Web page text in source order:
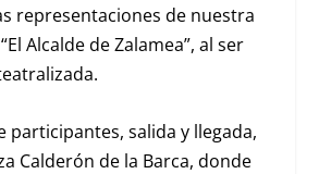
representaciones de nuestra
Alcalde de Zalamea”, al ser
participantes, salida y llegada,
Calderón de la Barca, donde